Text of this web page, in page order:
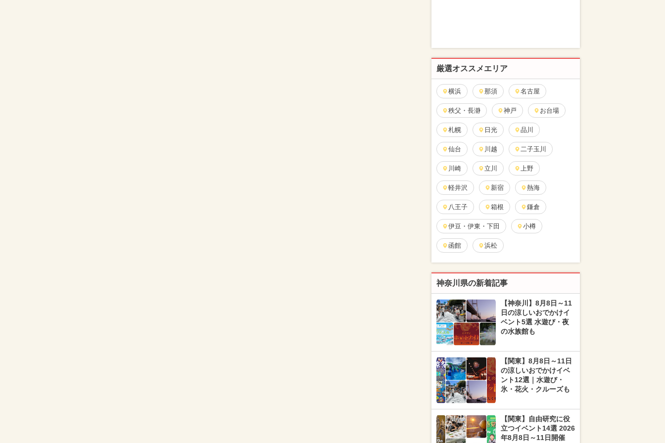
厳選オススメエリア
横浜 那須 名古屋
秩父・長瀞 神戸 お台場
札幌 日光 品川
仙台 川越 二子玉川
川崎 立川 上野
軽井沢 新宿 熱海
八王子 箱根 鎌倉
伊豆・伊東・下田 小樽
函館 浜松
神奈川県の新着記事
【神奈川】8月8日～11
日の涼しいおでかけイ
ベント5選 水遊び・夜
の水族館も
【関東】8月8日～11日
の涼しいおでかけイベ
ント12選｜水遊び・
氷・花火・クルーズも
【関東】自由研究に役
立つイベント14選 2026
年8月8日～11日開催